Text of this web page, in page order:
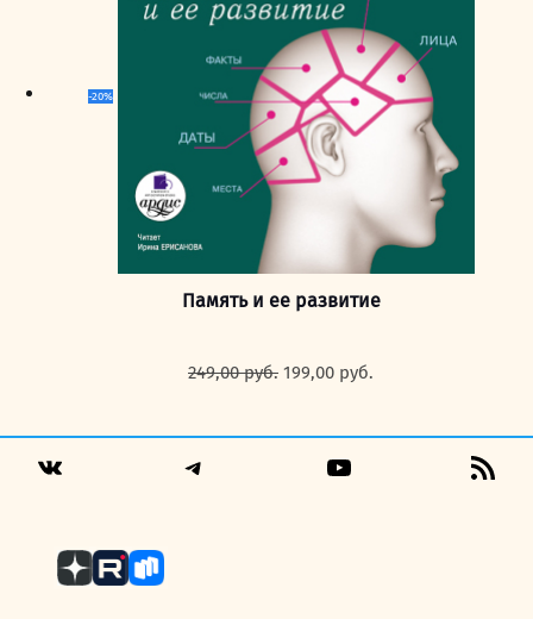
-20%
Память и ее развитие
249,00руб. Первоначальная
249,00 руб..
199,00 руб.